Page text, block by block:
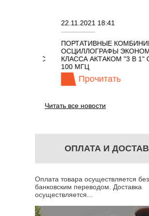
22.11.2021 18:41
ПОРТАТИВНЫЕ
ОСЦИЛЛОГРАФЫ
КЛАССА АКТАКОМ "3 В 1" С
100 МГЦ
Прочитать
Читать все новости
ОПЛАТА И
Оплата товара осуществляется
банковским переводом. Доставка
осуществляется...